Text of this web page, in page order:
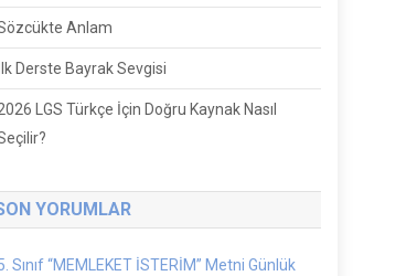
Anlam
Derste Bayrak Sevgisi
LGS Türkçe İçin Doğru Kaynak Nasıl
YORUMLAR
Sınıf “MEMLEKET İSTERİM” Metni Günlük